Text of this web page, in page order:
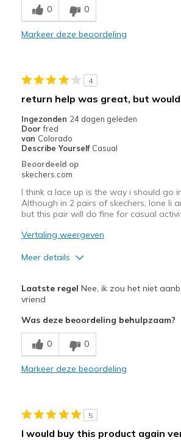
holes in sole create ridges you can feel
Beste toepassingen
Width
Feels true to width
Sizing
Feels true to size
0 0
Markeer deze beoordeling
4
return help was great, but
Ingezonden 24 dagen geleden
Door fred
van Colorado
Describe Yourself Casual
Beoordeeld op
skechers.com
I think a lace up is the way i should go
Although in 2 pairs of skechers, lone li
but this pair will do fine for casual
Vertaling weergeven
Meer details
Attractive Design
Comfortable
Stylish
Beste toepassingen
Width
Sizing
Feels true to size
Laatste regel Nee, ik zou het niet
vriend
Was deze beoordeling behulpzaam?
0 0
Markeer deze beoordeling
5
I would buy this product again